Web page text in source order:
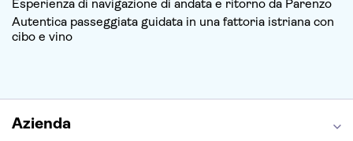
Esperienza di navigazione di andata e ritorno da Parenzo
Autentica passeggiata guidata in una fattoria istriana con
cibo e vino
Azienda